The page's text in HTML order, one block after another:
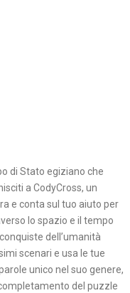
di Stato egiziano che
a CodyCross, un
e conta sul tuo aiuto per
lo spazio e il tempo
dell’umanità
scenari e usa le tue
unico nel suo genere,
del puzzle